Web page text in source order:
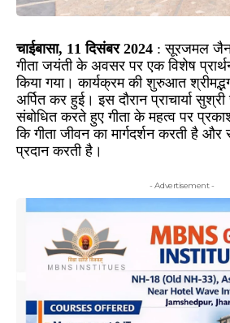
चाईबासा, 11 दिसंबर 2024 : सूरजमल जैन
गीता जयंती के अवसर पर एक विशेष
किया गया। कार्यक्रम की शुरुआत
अर्पित कर हुई। इस दौरान प्राचार्या
संबोधित करते हुए गीता के महत्व पर
कि गीता जीवन का मार्गदर्शन करती है
प्रदान करती है।
- Advertisement -